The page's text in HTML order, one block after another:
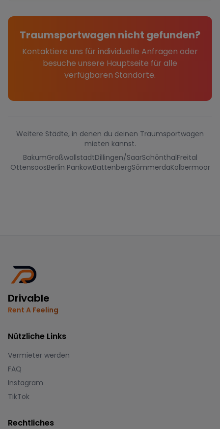
Traumsportwagen nicht gefunden?
Kontaktiere uns für individuelle Anfragen oder
besuche unsere Hauptseite für alle
verfügbaren Standorte.
Weitere Städte, in denen du deinen Traumsportwagen
mieten kannst.
BakumGroßwallstadtDillingen/SaarSchönthalFreital
OttensoosBerlin PankowBattenbergSömmerdaKolbermoor
Drivable
Rent A Feeling
Nützliche Links
Vermieter werden
FAQ
Instagram
TikTok
Rechtliches